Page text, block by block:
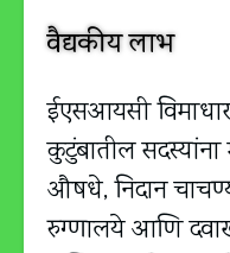
वैद्यकीय लाभ
ईएसआयसी
कुटुंबातील
औषधे, निदान
रुग्णालये आणि